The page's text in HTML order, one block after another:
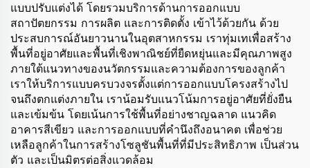
แบบปรับแต่งได้ โดยรวมบริการด้านการออกแบบ
สถาปัตยกรรม การผลิต และการติดตั้ง เข้าไว้ด้วยกัน ด้วย
ประสบการณ์อันยาวนานในอุตสาหกรรม เราทุ่มเทเพื่อสร้าง
พื้นที่อยู่อาศัยและพื้นที่เชิงพาณิชย์ที่ยืดหยุ่นและมีคุณภาพสูง
ภายใต้แนวทางของนวัตกรรมและความต้องการของลูกค้า
เราให้บริการแบบครบวงจรตั้งแต่การออกแบบโครงสร้างไป
จนถึงตกแต่งภายใน เราน้อมรับแนวโน้มการอยู่อาศัยที่ยั่งยืน
และเข้มข้น โดยเน้นการใช้พื้นที่อย่างชาญฉลาด แนวคิด
อาคารสีเขียว และการออกแบบที่คำนึงถึงอนาคต เพื่อช่วย
เหลือลูกค้าในการสร้างโซลูชันพื้นที่ที่มีประสิทธิภาพ เป็นส่วน
ตัว และเป็นมิตรต่อสิ่งแวดล้อม